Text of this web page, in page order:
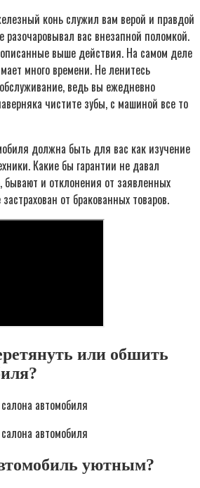
конь служил вам верой и правдой
разочаровывал вас внезапной поломкой.
выше действия. На самом деле
много времени. Не ленитесь
ведь вы ежедневно
чистите зубы, с машиной все то
должна быть для вас как изучение
Какие бы гарантии не давал
бывают и отклонения от заявленных
от бракованных товаров.
или обшить
уютным?